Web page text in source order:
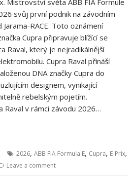
svůj první podnik na závodním
RACE. Toto oznámení
Cupra připravuje blížící se
Raval, který je nejradikálnější
Cupra Raval přináší
DNA značky Cupra do
designem, vynikající
rebelským pojetím.
Raval v rámci závodu 2026…
2026,ABB FIA Formula E, Cupra, E-Prix,
Leave a comment